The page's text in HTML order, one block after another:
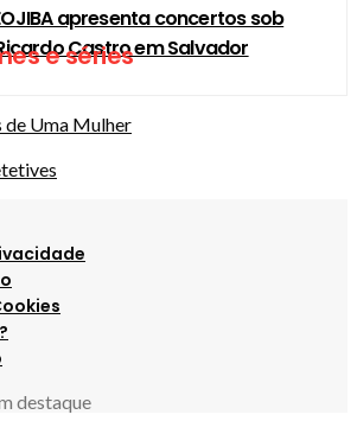
apresenta concertos sob
Castro em Salvador
e séries
de Uma Mulher
destaque